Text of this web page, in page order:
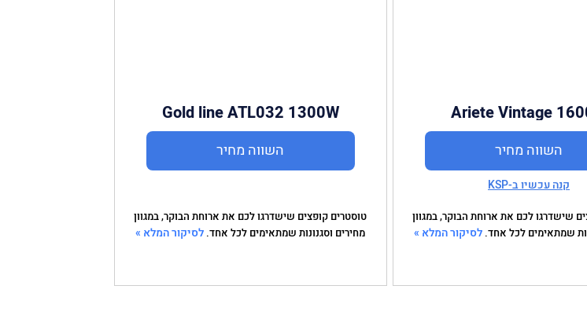
Ariete Vintage
השווה מחיר
קנה עכשיו ב-KSP
שישדרגו לכם את ארוחת הבוקר, במגוון
שמתאימים לכל אחד. לסיקור המלא »
Gold line ATL032 1300W
השווה מחיר
טוסטרים קופצים שישדרגו לכם את ארוחת הבוקר, במגוון
מחירים וסגנונות שמתאימים לכל אחד. לסיקור המלא »